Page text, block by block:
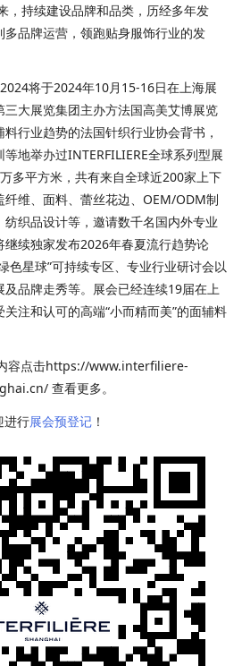
，持续建设品牌和品类，历经多年发
品牌运营，领跑贴身服饰行业的发
将于2024年10月15-16日在上海展
大展览集团主办方法国高美艾博展览
行业趋势的法国针织行业协会背书，
地举办过INTERFILIERE全球系列型展
多平方米，共有来自全球近200家上下
维、面料、蕾丝花边、OEM/ODM制
织品设计等，邀请数千名国内外专业
续独家发布2026年春夏流行趋势论
色星球”可持续专区、专业行业研讨会以
品牌走秀等。展会已经连续19届在上
注和认可的高端“小而精而美”的面辅料
容点击https://www.interfiliere-
查看更多。
进行展会预登记 ！